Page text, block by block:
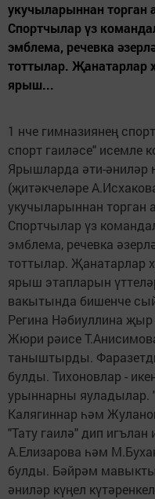
укучыларыннан
Спортчылар үз
эмблема, речевка
тоттылар. Җанатарлар
ярыш...
1 нче гимназиянең
спорт гаиләсе" исемле
Ярышларда әти-әниләр
(җитәкчеләре
укучыларыннан торган
Спортчылар үз
эмблема, речевка
тоттылар. Җанатарлар
ярыш этапларын
вакытында бишенче
Регина Нәбиуллина
Жюри рәисе
таныштырды.
булды. Тихоновлар -
урыннарны яуладылар.
Калягиннар һәм
"Тату гаилә" дип игълан
А.Елизарова һәм
булды. Бәйрәм
әниләр күңел